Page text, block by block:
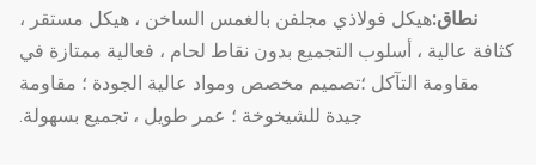
نطاق:هيكل فولاذي مجلفن بالغمس الساخن ، هيكل مستقر ،
كثافة عالية ، أسلوب التجميع بدون نقاط لحام ، فعالية ممتازة في
مقاومة التآكل ؛تصميم مخصص ومواد عالية الجودة ؛ مقاومة
جيدة للشيخوخة ؛ عمر طويل ، تجميع بسهولة.